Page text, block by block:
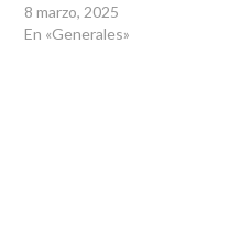
8 marzo, 2025
En «Generales»